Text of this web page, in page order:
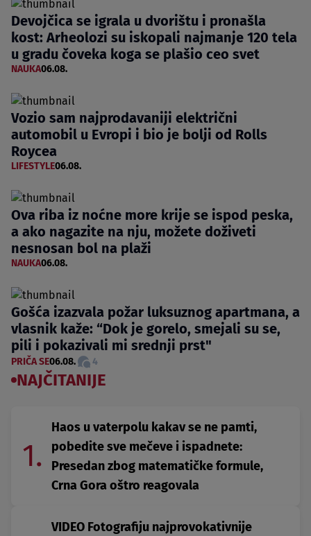
Devojčica se igrala u dvorištu i pronašla
kost: Arheolozi su iskopali najmanje 120 tela
u gradu čoveka koga se plašio ceo svet
NAUKA06.08.
Vozio sam najprodavaniji električni
automobil u Evropi i bio je bolji od Rolls
Roycea
LIFESTYLE06.08.
Ova riba iz noćne more krije se ispod peska,
a ako nagazite na nju, možete doživeti
nesnosan bol na plaži
NAUKA06.08.
Gošća izazvala požar luksuznog apartmana, a
vlasnik kaže: “Dok je gorelo, smejali su se,
pili i pokazivali mi srednji prst"
PRIČA SE06.08. 4
NAJČITANIJE
1.
Haos u vaterpolu kakav se ne pamti,
pobedite sve mečeve i ispadnete:
Presedan zbog matematičke formule,
Crna Gora oštro reagovala
VIDEO Fotografiju najprovokativnije